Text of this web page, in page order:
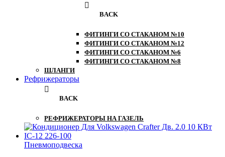
BACK
ФИТИНГИ СО СТАКАНОМ №10
ФИТИНГИ СО СТАКАНОМ №12
ФИТИНГИ СО СТАКАНОМ №6
ФИТИНГИ СО СТАКАНОМ №8
ШЛАНГИ
Рефрижераторы
BACK
РЕФРИЖЕРАТОРЫ НА ГАЗЕЛЬ
Пневмоподвеска